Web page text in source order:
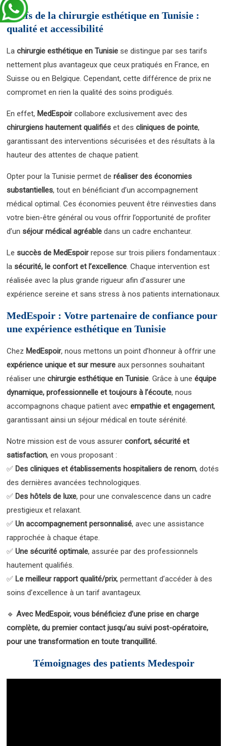
Tarifs de la chirurgie esthétique en Tunisie :
qualité et accessibilité
Lachirurgie esthétique en Tunisie se distingue par ses tarifs
nettement plus avantageux que ceux pratiqués en France, en
Suisse ou en Belgique. Cependant, cette différence de prix ne
compromet en rien la qualité des soins prodigués.
En effet, MedEspoircollabore exclusivement avec des
chirurgiens hautement qualifiés et descliniques de pointe,
garantissant des interventions sécurisées et des résultats à la
hauteur des attentes de chaque patient.
Opter pour la Tunisie permet deréaliser des économies
substantielles, tout en bénéficiant d’un accompagnement
médical optimal. Ces économies peuvent être réinvesties dans
votre bien-être général ou vous offrir l’opportunité de profiter
d’unséjour médical agréable dans un cadre enchanteur.
Lesuccès de MedEspoirrepose sur trois piliers fondamentaux :
lasécurité, le confort et l’excellence . Chaque intervention est
réalisée avec la plus grande rigueur afin d’assurer une
expérience sereine et sans stress à nos patients internationaux.
MedEspoir : Votre partenaire de confiance pour
une expérience esthétique en Tunisie
Chez MedEspoir, nous mettons un point d’honneur à offrir une
expérience unique et sur mesure aux personnes souhaitant
réaliser unechirurgie esthétique en Tunisie . Grâce à uneéquipe
dynamique, professionnelle et toujours à l’écoute, nous
accompagnons chaque patient avecempathie et engagement,
garantissant ainsi un séjour médical en toute sérénité.
Notre mission est de vous assurerconfort, sécurité et
satisfaction, en vous proposant :
✅ Des cliniques et établissements hospitaliers de renom, dotés
des dernières avancées technologiques.
✅ Des hôtels de luxe, pour une convalescence dans un cadre
prestigieux et relaxant.
✅Un accompagnement personnalisé, avec une assistance
rapprochée à chaque étape.
✅Une sécurité optimale, assurée par des professionnels
hautement qualifiés.
✅ Le meilleur rapport qualité/prix, permettant d’accéder à des
soins d’excellence à un tarif avantageux.
🔹Avec MedEspoir, vous bénéficiez d’une prise en charge
complète, du premier contact jusqu’au suivi post-opératoire,
pour une transformation en toute tranquillité.
Témoignages des patients Medespoir